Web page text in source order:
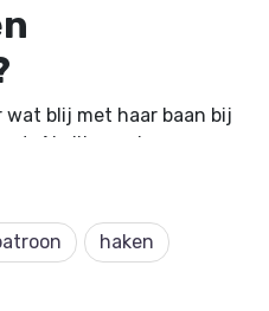
wat blij met haar baan bij
Als jij naar haar
ze de lekkerste
haken